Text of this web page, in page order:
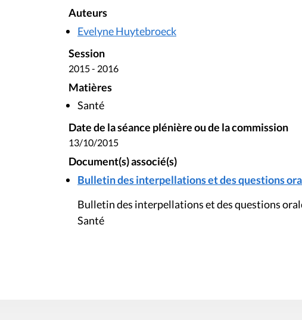
Auteurs
Evelyne Huytebroeck
Session
2015 - 2016
Matières
Santé
Date de la séance plénière ou de la commission
13/10/2015
Document(s) associé(s)
Bulletin des interpellations et des questions
Bulletin des interpellations et des questions
Santé